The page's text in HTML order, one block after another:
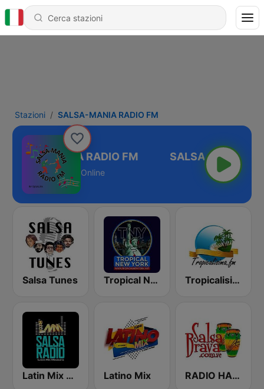
Stazioni SALSA-MANIA RADIO FM
SALSA-MANIA RADIO FM
Online
Salsa Tunes Tropical New York Radio Tropicalisima.fm - Salsa
Latin Mix Masters Salsa Radio Latino Mix RADIO HABANA SON CUBA